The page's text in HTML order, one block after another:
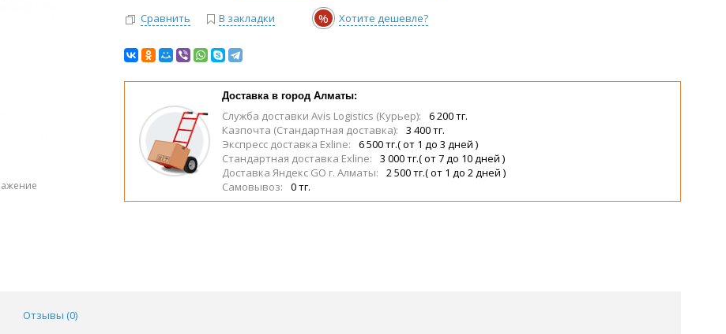
Сравнить В закладки % Хотите дешевле?
Доставка в город Алматы:
Служба доставки Avis Logistics (Курьер):
6 200 тг.
Казпочта (Стандартная доставка):
3 400 тг.
Экспресс доставка Exline:
6 500 тг.( от 1 до 3 дней )
Стандартная доставка Exline:
3 000 тг.( от 7 до 10 дней )
Доставка Яндекс GO г. Алматы:
2 500 тг.( от 1 до 2 дней )
Самовывоз:
0 тг.
Отзывы (0)